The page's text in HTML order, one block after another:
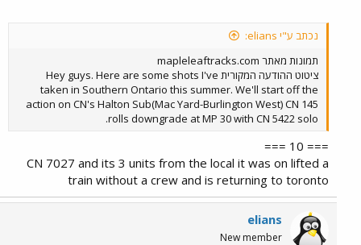
נכתב ע"י elians:
תמונות מאתר mapleleaftracks.com
ציטוט ההודעה המקורית Hey guys. Here are some shots I've
taken in Southern Ontario this summer. We'll start off the
action on CN's Halton Sub(Mac Yard-Burlington West) CN 145
rolls downgrade at MP 30 with CN 5422 solo.
=== 10 ===
CN 7027 and its 3 units from the local it was on lifted a
train without a crew and is returning to toronto
elians
New member